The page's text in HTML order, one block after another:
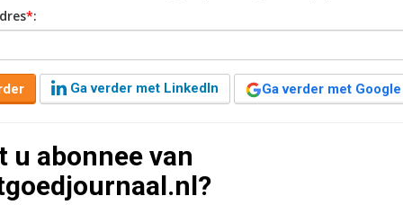
outlet center zoeken
+ UPDATE
plan voor een factory outlet van 15.000
Groningen. Tegenstanders stellen dat
*:
Ga verder met LinkedIn Ga verder met Google
u abonnee van